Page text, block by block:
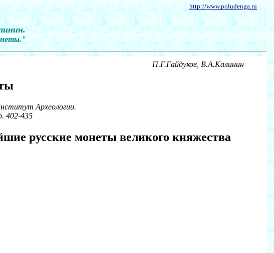
http://www.poludenga.ru
П.Г.Гайдуков, В.А.Калинин
Археологии.
402-435
русские монеты великого княжества